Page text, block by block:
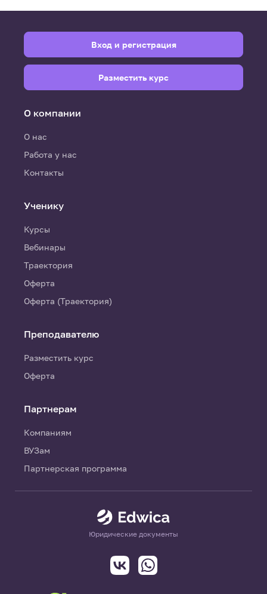
Юридические документы
О компании
О нас
Работа у нас
Контакты
Ученику
Курсы
Вебинары
Траектория
Оферта
Оферта (Траектория)
Преподавателю
Разместить курс
Оферта
Партнерам
Компаниям
ВУЗам
Партнерская программа
Вход и регистрация
Разместить курс